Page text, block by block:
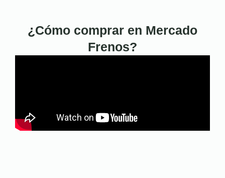
¿Cómo comprar en Mercado
Frenos?